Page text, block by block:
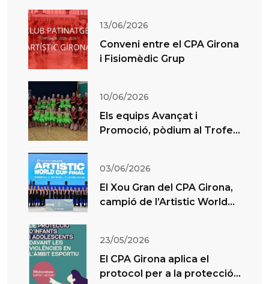
13/06/2026
Conveni entre el CPA Girona
i Fisiomèdic Grup
10/06/2026
Els equips Avançat i
Promoció, pòdium al Trofeu
03/06/2026
El Xou Gran del CPA Girona,
campió de l’Artistic World
23/05/2026
El CPA Girona aplica el
protocol per a la protecció